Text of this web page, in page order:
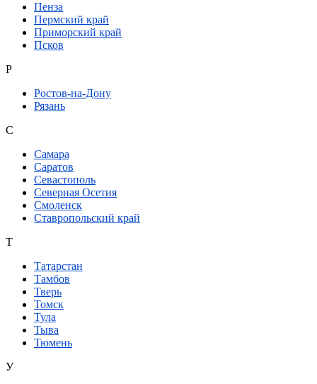
Пенза
Пермский край
Приморский край
Псков
Р
Ростов-на-Дону
Рязань
С
Самара
Саратов
Севастополь
Северная Осетия
Смоленск
Ставропольский край
Т
Татарстан
Тамбов
Тверь
Томск
Тула
Тыва
Тюмень
У